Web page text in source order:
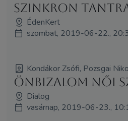
Szinkron
ÉdenKert
szombat, 2019-06-22.,
Kondákor Zsófi, Pozsgai
Önbizalom női
Dialog
vasárnap, 2019-06-23.,